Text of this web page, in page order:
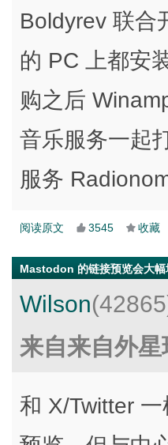
Boldyrev 联合
的 PC 上都安
购之后
音乐服务一起
服务
阅读原文 3545 收藏
Mastodon 的链接预览会大幅
Wilson
来自来自外
和 X/Twitter